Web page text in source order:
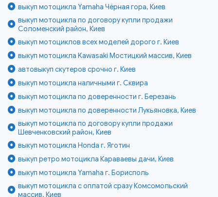
выкуп мотоцикла Yamaha Чёрная гора, Киев
выкуп мотоцикла по договору купли продажи
Соломенский район, Киев
выкуп мотоциклов всех моделей дорого г. Киев
выкуп мотоцикла Kawasaki Мостицкий массив, Киев
автовыкуп скутеров срочно г. Киев
выкуп мотоцикла наличными г. Сквира
выкуп мотоцикла по доверенности г. Березань
выкуп мотоцикла по доверенности Лукьяновка, Киев
выкуп мотоцикла по договору купли продажи
Шевченковский район, Киев
выкуп мотоцикла Honda г. Яготин
выкуп ретро мотоцикла Караваевы дачи, Киев
выкуп мотоцикла Yamaha г. Борисполь
выкуп мотоцикла с оплатой сразу Комсомольский
массив, Киев